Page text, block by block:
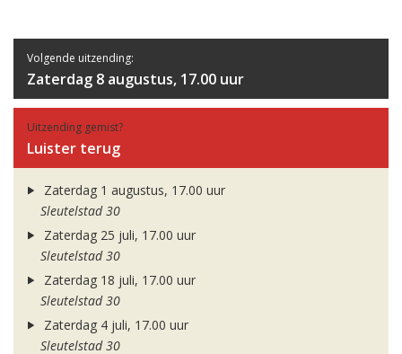
Volgende uitzending:
Zaterdag 8 augustus, 17.00 uur
Uitzending gemist?
Luister terug
Zaterdag 1 augustus, 17.00 uur
Sleutelstad 30
Zaterdag 25 juli, 17.00 uur
Sleutelstad 30
Zaterdag 18 juli, 17.00 uur
Sleutelstad 30
Zaterdag 4 juli, 17.00 uur
Sleutelstad 30